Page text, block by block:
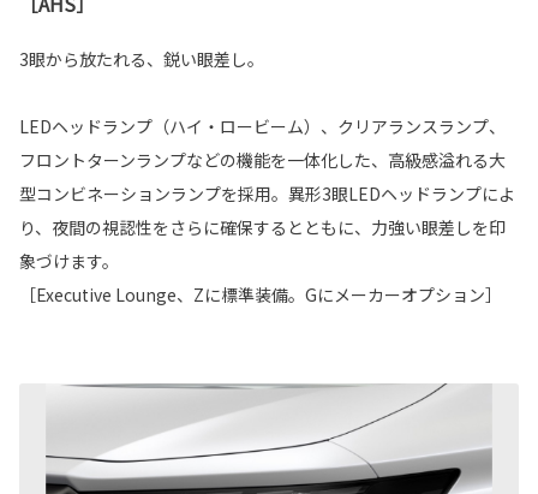
3眼から放たれる、鋭い眼差し。
LEDヘッドランプ（ハイ・ロービーム）、クリアランスランプ、
フロントターンランプなどの機能を一体化した、高級感溢れる大
型コンビネーションランプを採用。異形3眼LEDヘッドランプによ
り、夜間の視認性をさらに確保するとともに、力強い眼差しを印
象づけます。
［Executive Lounge、Zに標準装備。Gにメーカーオプション］